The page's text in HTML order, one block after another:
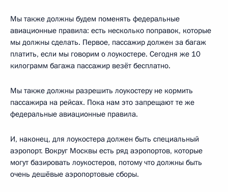
Мы также должны будем поменять федеральные
авиационные правила: есть несколько поправок, которые
мы должны сделать. Первое, пассажир должен за багаж
платить, если мы говорим о лоукостере. Сегодня же 10
килограмм багажа пассажир везёт бесплатно.
Мы также должны разрешить лоукостеру не кормить
пассажира на рейсах. Пока нам это запрещают те же
федеральные авиационные правила.
И, наконец, для лоукостера должен быть специальный
аэропорт. Вокруг Москвы есть ряд аэропортов, которые
могут базировать лоукостеров, потому что должны быть
очень дешёвые аэропортовые сборы.